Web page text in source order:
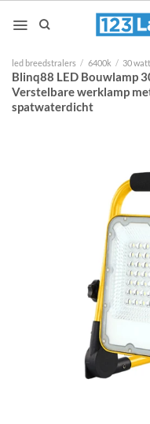
naar
led breedstralers / 6400k / 30 watt
Blinq88 LED Bouwlamp
Verstelbare werklamp
spatwaterdicht